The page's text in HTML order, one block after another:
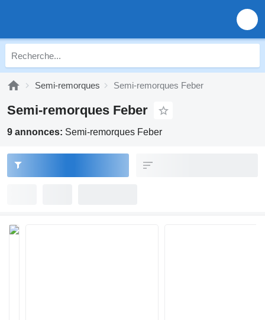
Semi-remorques Semi-remorques Feber
Semi-remorques Feber
9 annonces: Semi-remorques Feber